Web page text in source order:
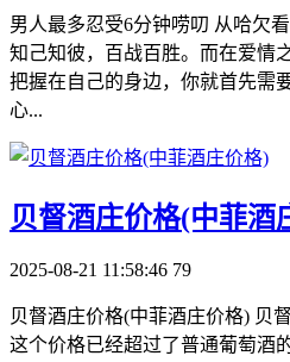
男人最多忍受6分钟唠叨 从哈欠
知己知彼，百战百胜。而在爱情
把握在自己的身边，你就首先需
心...
贝督酒庄价格(中菲酒
2025-08-21 11:58:46 79
贝督酒庄价格(中菲酒庄价格) 贝
这个价格已经超过了普通葡萄酒